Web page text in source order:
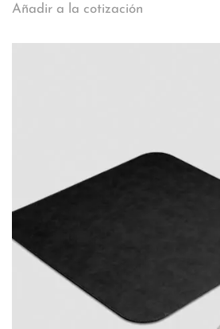
Añadir a la cotización